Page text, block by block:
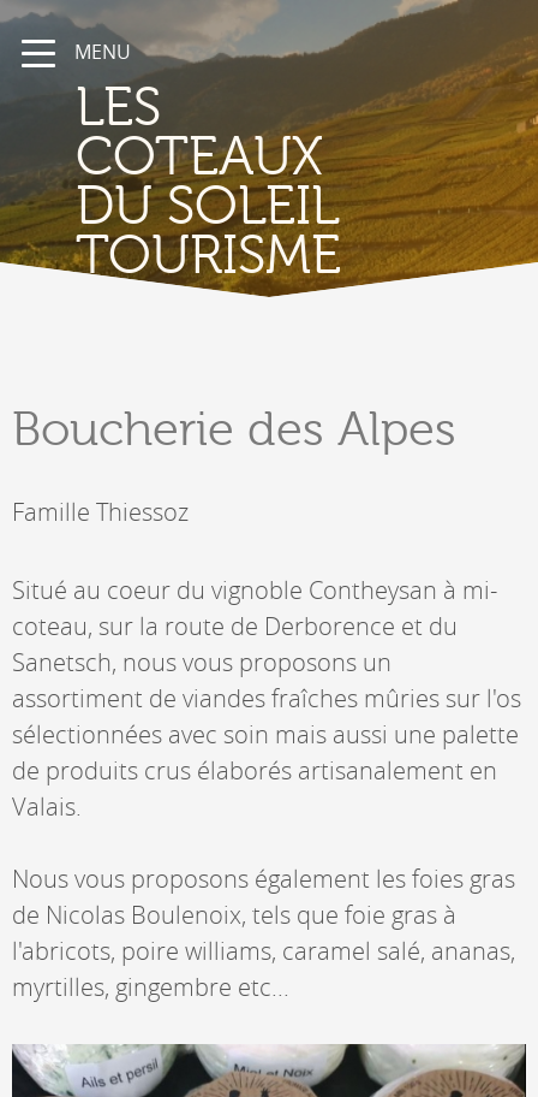
MENU
LES
COTEAUX
DU SOLEIL
TOURISME
Boucherie des Alpes
Famille Thiessoz
Situé au coeur du vignoble Contheysan à mi-
coteau, sur la route de Derborence et du
Sanetsch, nous vous proposons un
assortiment de viandes fraîches mûries sur l'os
sélectionnées avec soin mais aussi une palette
de produits crus élaborés artisanalement en
Valais.
Nous vous proposons également les foies gras
de Nicolas Boulenoix, tels que foie gras à
l'abricots, poire williams, caramel salé, ananas,
myrtilles, gingembre etc...